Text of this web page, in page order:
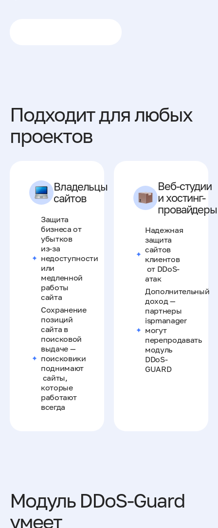
Подходит для любых
проектов
Владельцы
сайтов
Защита
бизнеса от
убытков
из-за
недоступности
или
медленной
работы
сайта
Сохранение
позиций
сайта в
поисковой
выдаче —
поисковики
поднимают
сайты,
которые
работают
всегда
Веб-студии
и хостинг-
провайдеры
Надежная
защита
сайтов
клиентов
от DDoS-
атак
Дополнительный
доход —
партнеры
ispmanager
могут
перепродавать
модуль
DDoS-
GUARD
Модуль DDoS-Guard
умеет